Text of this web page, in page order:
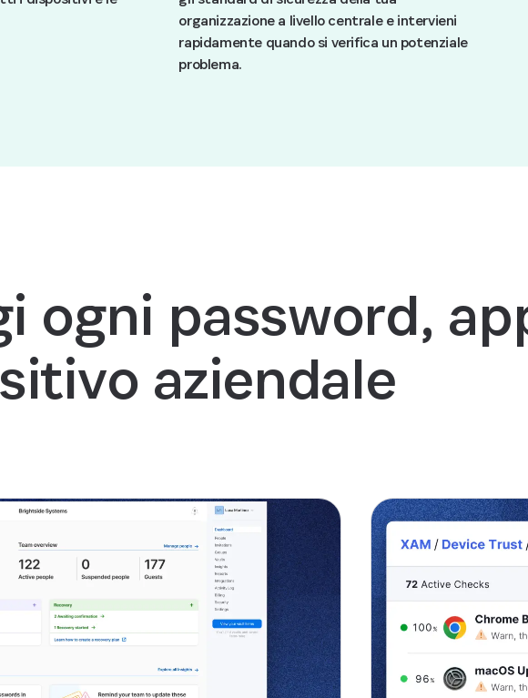
organizzazione a livello centrale e intervieni
rapidamente quando si verifica un potenziale
problema.
ogni password,
aziendale